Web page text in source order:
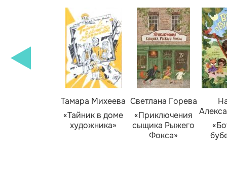
Тамара Михеева
«Тайник в доме
художника»
Светлана Горева
«Приключения
сыщика Рыжего
Фокса»